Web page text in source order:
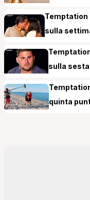
Temptation
sulla
sulla
quinta